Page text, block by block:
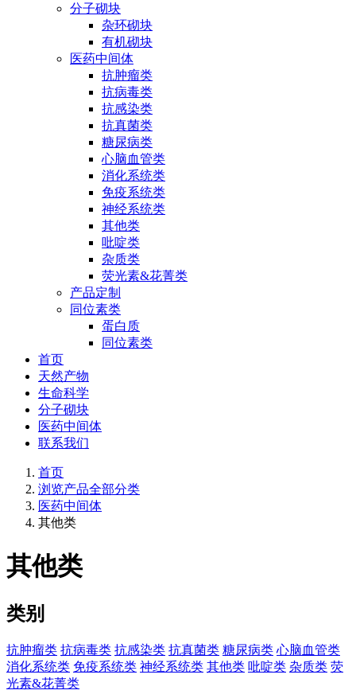
分子砌块
杂环砌块
有机砌块
医药中间体
抗肿瘤类
抗病毒类
抗感染类
抗真菌类
糖尿病类
心脑血管类
消化系统类
免疫系统类
神经系统类
其他类
吡啶类
杂质类
荧光素&花菁类
产品定制
同位素类
蛋白质
同位素类
首页
天然产物
生命科学
分子砌块
医药中间体
联系我们
首页
浏览产品全部分类
医药中间体
其他类
其他类
类别
抗肿瘤类 抗病毒类 抗感染类 抗真菌类 糖尿病类 心脑血管类
消化系统类 免疫系统类 神经系统类 其他类 吡啶类 杂质类 荧
光素&花菁类